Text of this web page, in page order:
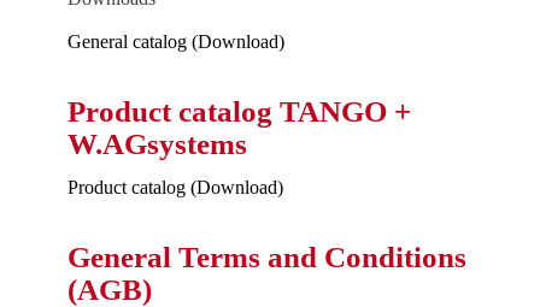
General catalog (Download)
Product catalog TANGO +
W.AGsystems
Product catalog (Download)
General Terms and Conditions
(AGB)